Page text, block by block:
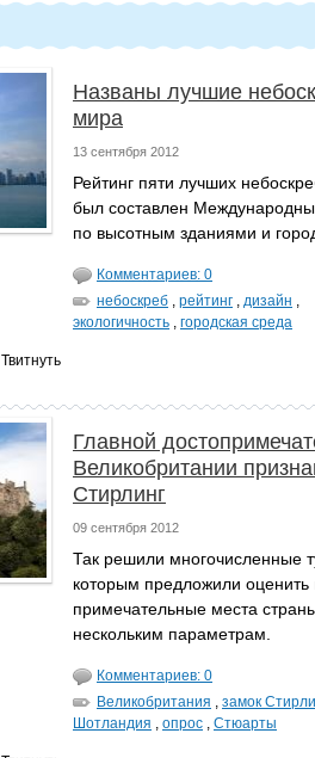
Названы лучшие
мира
13 сентября 2012
Рейтинг пяти лучших
был составлен
по высотным зданиями и
Комментариев: 0
небоскреб , рейтинг , дизайн ,
экологичность , городская среда
Твитнуть
Главной
Великобритании
Стирлинг
09 сентября 2012
Так решили многочисленные
которым предложили оценить
примечательные места
нескольким параметрам.
Комментариев: 0
Великобритания , замок
Шотландия , опрос , Стюарты